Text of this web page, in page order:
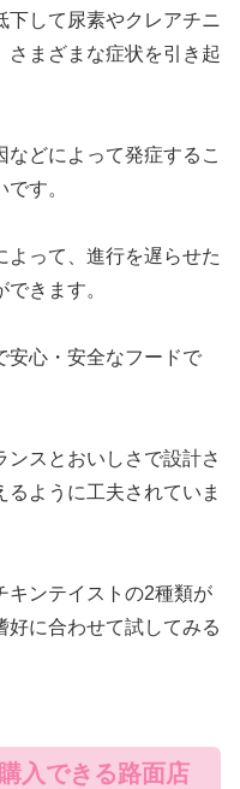
下して尿素やクレアチニ
さまざまな症状を引き起
どによって発症するこ
す。
よって、進行を遅らせた
きます。
安心・安全なフードで
ンスとおいしさで設計さ
ように工夫されていま
キンテイストの2種類が
好に合わせて試してみる
入できる路面店